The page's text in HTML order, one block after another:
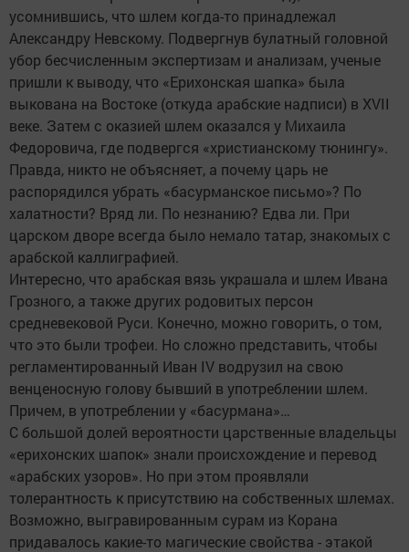
усомнившись, что шлем когда-то принадлежал
Александру Невскому. Подвергнув булатный головной
убор бесчисленным экспертизам и анализам, ученые
пришли к выводу, что «Ерихонская шапка» была
выкована на Востоке (откуда арабские надписи) в XVII
веке. Затем с оказией шлем оказался у Михаила
Федоровича, где подвергся «христианскому тюнингу».
Правда, никто не объясняет, а почему царь не
распорядился убрать «басурманское письмо»? По
халатности? Вряд ли. По незнанию? Едва ли. При
царском дворе всегда было немало татар, знакомых с
арабской каллиграфией.
Интересно, что арабская вязь украшала и шлем Ивана
Грозного, а также других родовитых персон
средневековой Руси. Конечно, можно говорить, о том,
что это были трофеи. Но сложно представить, чтобы
регламентированный Иван IV водрузил на свою
венценосную голову бывший в употреблении шлем.
Причем, в употреблении у «басурмана»…
С большой долей вероятности царственные владельцы
«ерихонских шапок» знали происхождение и перевод
«арабских узоров». Но при этом проявляли
толерантность к присутствию на собственных шлемах.
Возможно, выгравированным сурам из Корана
придавалось какие-то магические свойства - этакой